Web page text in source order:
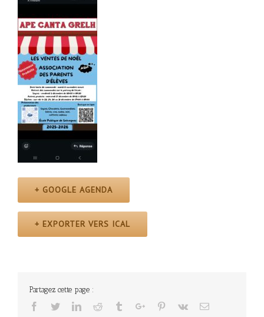
+ GOOGLE AGENDA
+ EXPORTER VERS ICAL
Partagez cette page :
Facebook
TwitterLinkedinReddit TumblrGoogle+Pinterest
Vk Email